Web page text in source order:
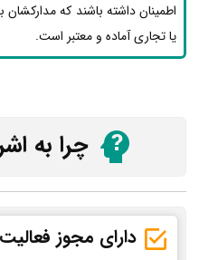
اطمینان داشته باشند که
یا تجاری آماده و معتبر است.
چرا به
دارای مجوز